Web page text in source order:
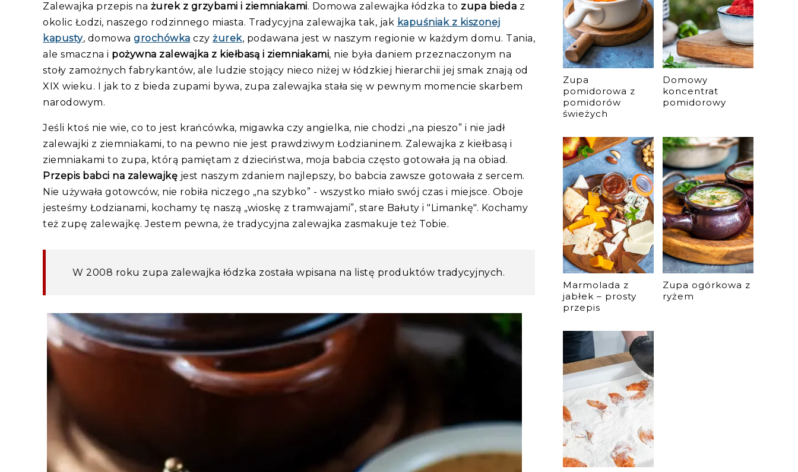
Zalewajka przepis na żurek z grzybami i ziemniakami. Domowa zalewajka łódzka to zupa bieda z
okolic Łodzi, naszego rodzinnego miasta. Tradycyjna zalewajka tak, jak kapuśniak z kiszonej
kapusty, domowa grochówka czy żurek, podawana jest w naszym regionie w każdym domu. Tania,
ale smaczna i pożywna zalewajka z kiełbasą i ziemniakami, nie była daniem przeznaczonym na
stoły zamożnych fabrykantów, ale ludzie stojący nieco niżej w łódzkiej hierarchii jej smak znają od
XIX wieku. I jak to z bieda zupami bywa, zupa zalewajka stała się w pewnym momencie skarbem
narodowym.
Jeśli ktoś nie wie, co to jest krańcówka, migawka czy angielka, nie chodzi „na pieszo” i nie jadł
zalewajki z ziemniakami, to na pewno nie jest prawdziwym Łodzianinem. Zalewajka z kiełbasą i
ziemniakami to zupa, którą pamiętam z dzieciństwa, moja babcia często gotowała ją na obiad.
Przepis babci na zalewajkę jest naszym zdaniem najlepszy, bo babcia zawsze gotowała z sercem.
Nie używała gotowców, nie robiła niczego „na szybko” - wszystko miało swój czas i miejsce. Oboje
jesteśmy Łodzianami, kochamy tę naszą „wioskę z tramwajami”, stare Bałuty i "Limankę". Kochamy
też zupę zalewajkę. Jestem pewna, że tradycyjna zalewajka zasmakuje też Tobie.
W 2008 roku zupa zalewajka łódzka została wpisana na listę produktów tradycyjnych.
Zupa
pomidorowa z
pomidorów
świeżych
Domowy
koncentrat
pomidorowy
Marmolada z
jabłek – prosty
przepis
Zupa ogórkowa z
ryżem